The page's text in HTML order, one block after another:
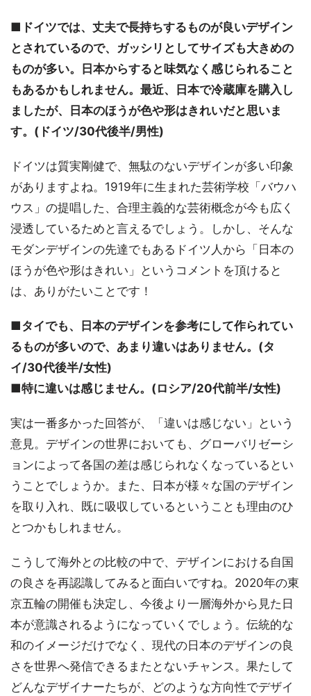
■ドイツでは、丈夫で長持ちするものが良いデザイン
とされているので、ガッシリとしてサイズも大きめの
ものが多い。日本からすると味気なく感じられること
もあるかもしれません。最近、日本で冷蔵庫を購入し
ましたが、日本のほうが色や形はきれいだと思いま
す。(ドイツ/30代後半/男性)
ドイツは質実剛健で、無駄のないデザインが多い印象
がありますよね。1919年に生まれた芸術学校「バウハ
ウス」の提唱した、合理主義的な芸術概念が今も広く
浸透しているためと言えるでしょう。しかし、そんな
モダンデザインの先達でもあるドイツ人から「日本の
ほうが色や形はきれい」というコメントを頂けると
は、ありがたいことです！
■タイでも、日本のデザインを参考にして作られてい
るものが多いので、あまり違いはありません。(タ
イ/30代後半/女性)
■特に違いは感じません。(ロシア/20代前半/女性)
実は一番多かった回答が、「違いは感じない」という
意見。デザインの世界においても、グローバリゼーシ
ョンによって各国の差は感じられなくなっているとい
うことでしょうか。また、日本が様々な国のデザイン
を取り入れ、既に吸収しているということも理由のひ
とつかもしれません。
こうして海外との比較の中で、デザインにおける自国
の良さを再認識してみると面白いですね。2020年の東
京五輪の開催も決定し、今後より一層海外から見た日
本が意識されるようになっていくでしょう。伝統的な
和のイメージだけでなく、現代の日本のデザインの良
さを世界へ発信できるまたとないチャンス。果たして
どんなデザイナーたちが、どのような方向性でデザイ